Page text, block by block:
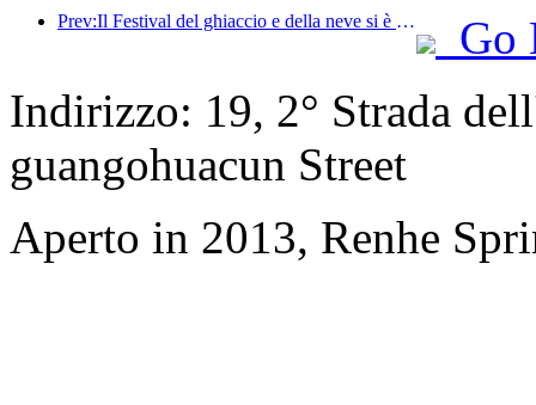
Prev:Il Festival del ghiaccio e della neve si è concluso e lo Yun Hotel si è portato a casa la prima ondata di 'ricchezza' nel 2025
Go
Indirizzo: 19, 2° Strada
guangohuacun Street
Aperto in 2013, Renhe